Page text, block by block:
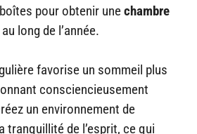
pour obtenir unechambre
long de l’année.
favorise un sommeil plus
consciencieusement
un environnement de
tranquillité de l’esprit, ce qui